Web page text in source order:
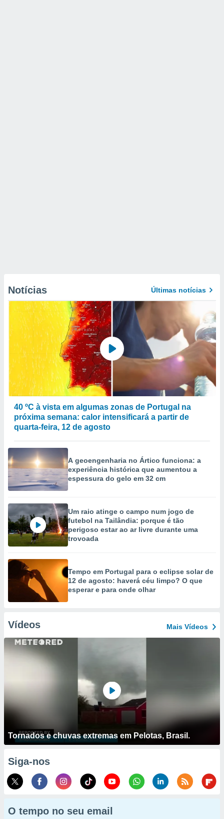
Notícias Últimas notícias
40 ºC à vista em algumas zonas de Portugal na
próxima semana: calor intensificará a partir de
quarta-feira, 12 de agosto
A geoengenharia no Ártico funciona: a
experiência histórica que aumentou a
espessura do gelo em 32 cm
Um raio atinge o campo num jogo de
futebol na Tailândia: porque é tão
perigoso estar ao ar livre durante uma
trovoada
Tempo em Portugal para o eclipse solar de
12 de agosto: haverá céu limpo? O que
esperar e para onde olhar
Vídeos Mais Vídeos
Tornados e chuvas extremas em Pelotas, Brasil.
Siga-nos
O tempo no seu email